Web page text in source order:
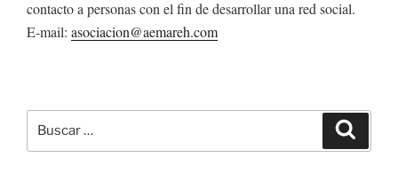
contacto a personas con el fin de desarrollar una red social.
E-mail: asociacion@aemareh.com
por: